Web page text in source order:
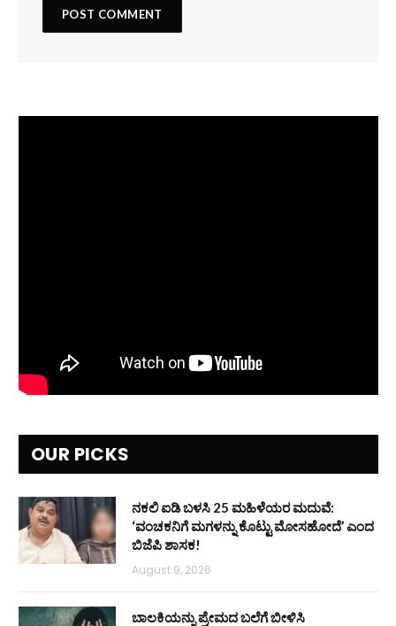
OUR PICKS
ನಕಲಿ ಐಡಿ ಬಳಸಿ 25 ಮಹಿಳೆಯರ ಮದುವೆ:
‘ವಂಚಕನಿಗೆ ಮಗಳನ್ನು ಕೊಟ್ಟು ಮೋಸಹೋದೆ’ ಎಂದ
ಬಿಜೆಪಿ ಶಾಸಕ!
August 9, 2026
ಬಾಲಕಿಯನ್ನು ಪ್ರೇಮದ ಬಲೆಗೆ ಬೀಳಿಸಿ